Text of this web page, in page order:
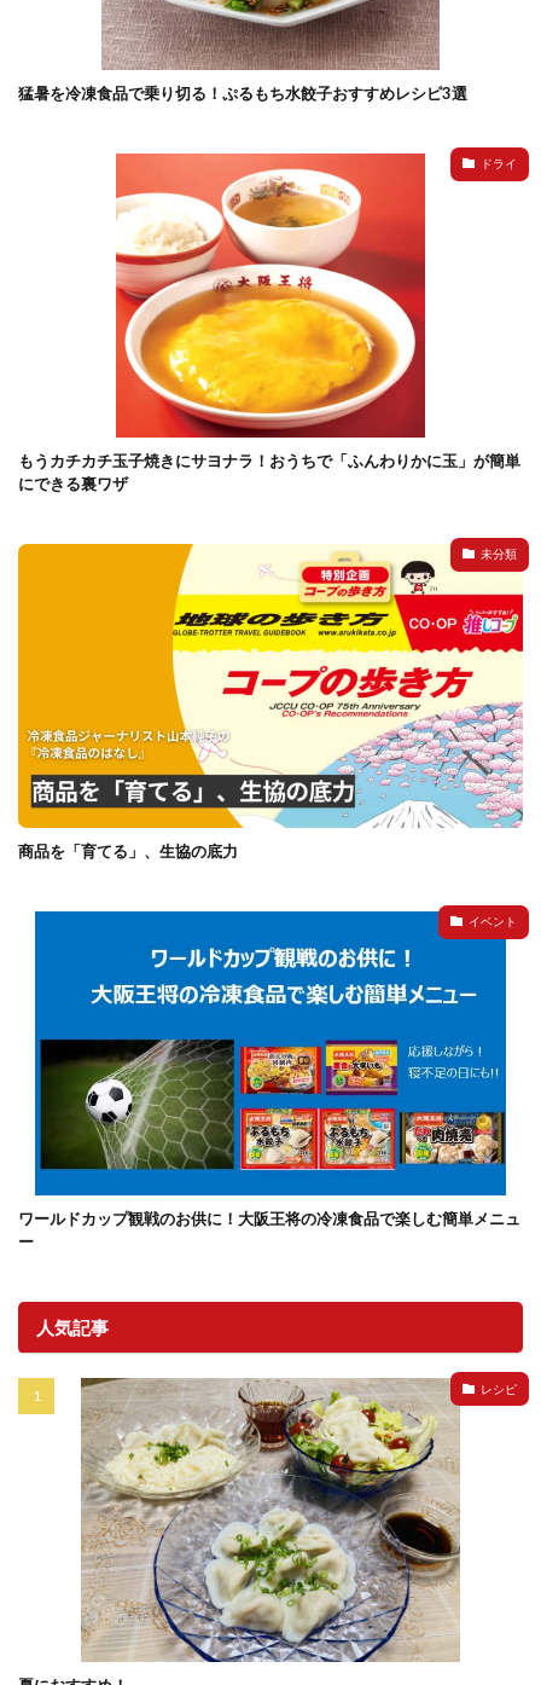
猛暑を冷凍食品で乗り切る！ぷるもち水餃子おすすめレシピ3選
ドライ
もうカチカチ玉子焼きにサヨナラ！おうちで「ふんわりかに玉」が簡単
にできる裏ワザ
未分類
商品を「育てる」、生協の底力
イベント
ワールドカップ観戦のお供に！大阪王将の冷凍食品で楽しむ簡単メニュ
ー
人気記事
レシピ